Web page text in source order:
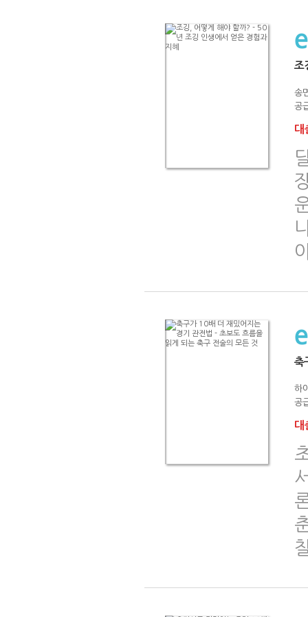
조
송
공
대
축
하
공
대